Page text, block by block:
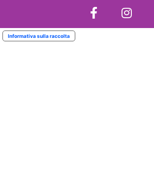
Informativa sulla raccolta